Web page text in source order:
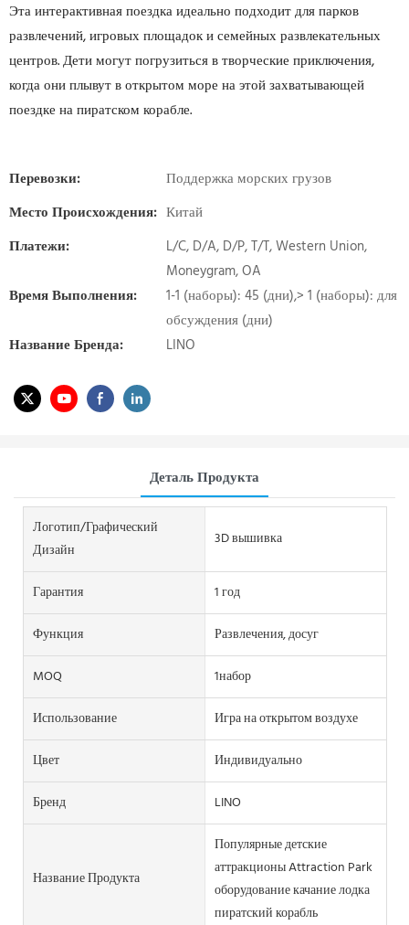
Эта интерактивная поездка идеально подходит для парков
развлечений, игровых площадок и семейных развлекательных
центров. Дети могут погрузиться в творческие приключения,
когда они плывут в открытом море на этой захватывающей
поездке на пиратском корабле.
Перевозки:
Поддержка морских грузов
Место Происхождения: Китай
Платежи:
L/C, D/A, D/P, T/T, Western Union,
Moneygram, OA
Время Выполнения:
1-1 (наборы): 45 (дни),> 1 (наборы): для
обсуждения (дни)
Название Бренда:
LINO
Деталь Продукта
Логотип/графический
Дизайн
3D вышивка
Гарантия
1 год
Функция
Развлечения, досуг
MOQ
1набор
Использование
Игра на открытом воздухе
Цвет
Индивидуально
Бренд
LINO
Название Продукта
Популярные детские
аттракционы Attraction Park
оборудование качание лодка
пиратский корабль